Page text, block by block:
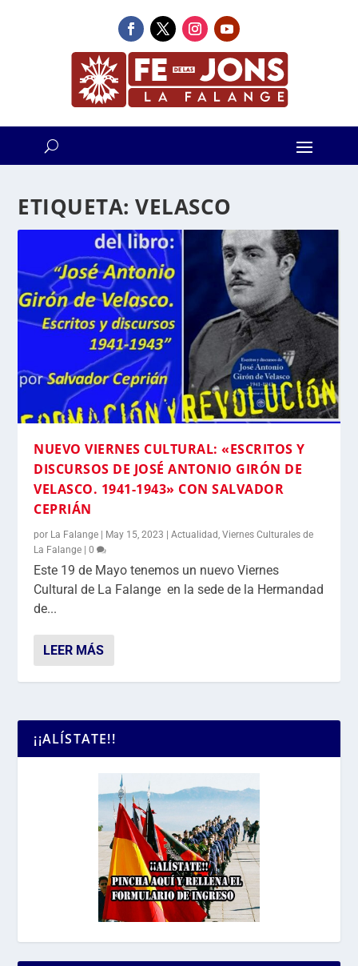
ETIQUETA:VELASCO
NUEVO VIERNES CULTURAL: «ESCRITOS Y
DISCURSOS DE JOSÉ ANTONIO GIRÓN DE
VELASCO. 1941-1943» CON SALVADOR
CEPRIÁN
por La Falange | May 15, 2023 |Actualidad ,Viernes Culturales de
La Falange |0
Este 19 de Mayo tenemos un nuevo Viernes
Cultural de La Falange en la sede de la Hermandad
de...
LEER MÁS
¡¡ALÍSTATE!!